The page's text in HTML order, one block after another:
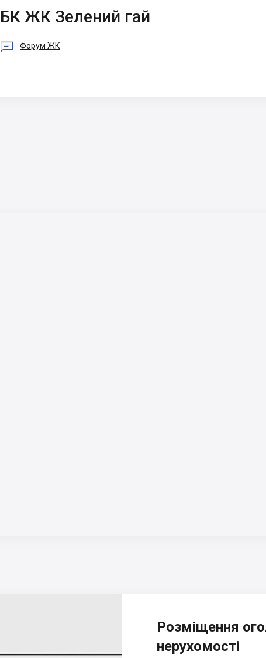
БК ЖК Зелений гай
 Форум ЖК
Розміщення
нерухомості